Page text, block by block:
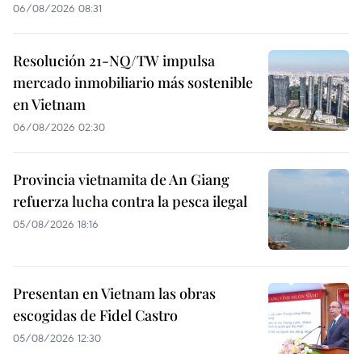
06/08/2026 08:31
Resolución 21-NQ/TW impulsa
mercado inmobiliario más sostenible
en Vietnam
06/08/2026 02:30
Provincia vietnamita de An Giang
refuerza lucha contra la pesca ilegal
05/08/2026 18:16
Presentan en Vietnam las obras
escogidas de Fidel Castro
05/08/2026 12:30